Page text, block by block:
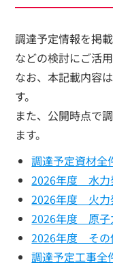
調達予定情報を掲
などの検討にご活用
なお、本記載内容
す。
また、公開時点で
ます。
調達予定資材全
2026年度 水力
2026年度 火力
2026年度 原子
2026年度 その
調達予定工事全